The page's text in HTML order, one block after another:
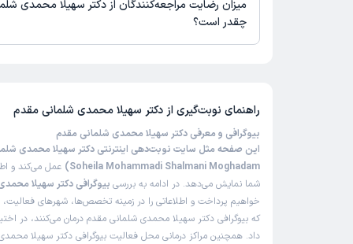
میزان رضایت مراجعه‌کنندگان از دکتر سهیلا محمدی
چقدر است؟
راهنمای نوبت‌گیری از دکتر سهیلا محمدی شلمانی مقدم
بیوگرافی و معرفی دکتر سهیلا محمدی شلمانی مقدم
Soheila Mohammadi Shalmani Moghadam)
عمل می‌کند و
شما نمایش می‌دهد. در ادامه به بررسی بیوگرافی دکتر سهیلا
خواهیم پرداخت و اطلاعاتی را در زمینه تخصص‌ها، شهرهای فعالیت،
که بیوگرافی دکتر سهیلا محمدی شلمانی مقدم درمان می‌کنند، در
داد. همچنین مراکز درمانی محل فعالیت بیوگرافی دکتر سهیلا